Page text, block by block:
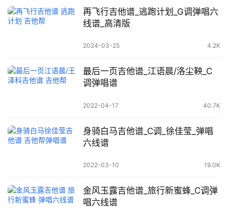
再飞行吉他谱_逃跑计划_G调弹唱六
线谱_高清版
2024-03-25 4.2K
最后一页吉他谱_江语晨/洛尘鞅_C
调弹唱谱
2022-04-17 40.7K
身骑白马吉他谱_C调_徐佳莹_弹唱
六线谱
2022-03-10 19.0K
金风玉露吉他谱_旅行新蜜蜂_C调弹
唱六线谱